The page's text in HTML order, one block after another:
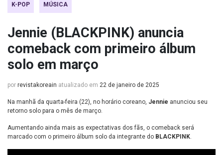
K-POP MÚSICA
Jennie (BLACKPINK) anuncia
comeback com primeiro álbum
solo em março
por revistakoreain atualizado em 22 de janeiro de 2025
Na manhã da quarta-feira (22), no horário coreano, Jennie anunciou seu
retorno solo para o mês de março.
Aumentando ainda mais as expectativas dos fãs, o comeback será
marcado com o primeiro álbum solo da integrante do BLACKPINK.